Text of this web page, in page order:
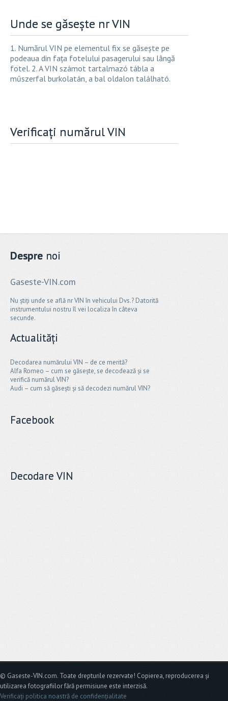
Unde se găsește nr VIN
1. Numărul VIN pe elementul fix se găsește pe
podeaua din fața fotelului pasagerului sau lângă
fotel. 2. A VIN számot tartalmazó tábla a
műszerfal burkolatán, a bal oldalon található.
Verificați numărul VIN
Despre noi
Gaseste-VIN.com
Nu știți unde se află nr VIN în vehicului Dvs.? Datorită
instrumentului nostru îl vei localiza în câteva
secunde.
Actualități
Decodarea numărului VIN – de ce merită?
Alfa Romeo – cum se găsește, se decodează și se
verifică numărul VIN?
Audi – cum să găsești și să decodezi numărul VIN?
Facebook
Decodare VIN
© Gaseste-VIN.com. Toate drepturile rezervate! Copierea, reproducerea și
utilizarea fotografiilor fără permisiune este interzisă.
Verificați politica noastră de confidențialitate